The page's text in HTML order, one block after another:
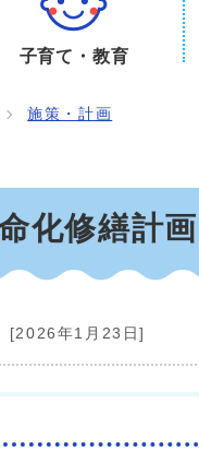
子育て・教育
施策・計画
化修繕計画
[2026年1月23日]